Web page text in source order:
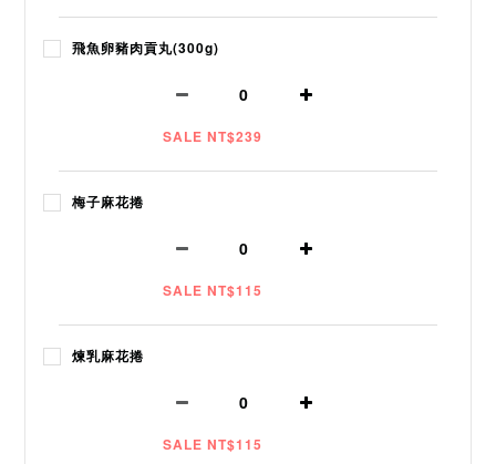
飛魚卵豬肉貢丸(300g)
SALE NT$239
梅子麻花捲
SALE NT$115
煉乳麻花捲
SALE NT$115